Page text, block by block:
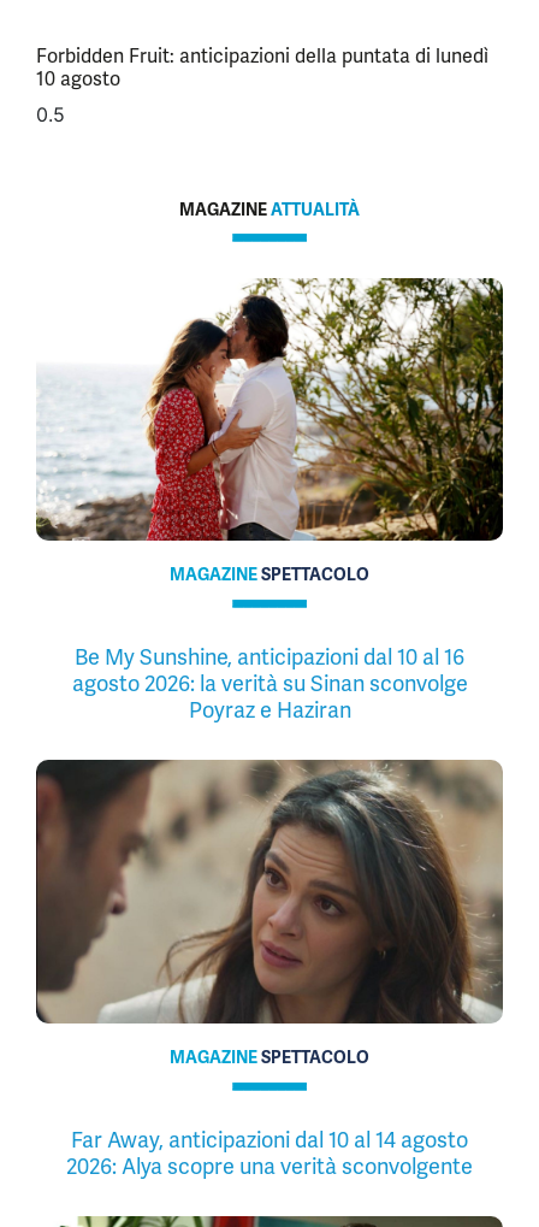
Forbidden Fruit: anticipazioni della puntata di lunedì
10 agosto
MAGAZINEATTUALITÀ
MAGAZINESPETTACOLO
Be My Sunshine, anticipazioni dal 10 al 16
agosto 2026: la verità su Sinan sconvolge
Poyraz e Haziran
MAGAZINESPETTACOLO
Far Away, anticipazioni dal 10 al 14 agosto
2026: Alya scopre una verità sconvolgente